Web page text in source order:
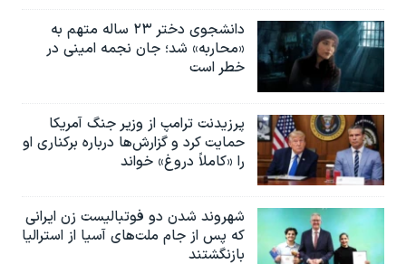
دانشجوی دختر ۲۳ ساله متهم به
«محاربه» شد؛ جان نجمه امینی در
خطر است
پرزیدنت ترامپ از وزیر جنگ آمریکا
حمایت کرد و گزارش‌ها درباره برکناری او
را «کاملاً دروغ» خواند
شهروند شدن دو فوتبالیست زن ایرانی
که پس از جام ملت‌های آسیا از استرالیا
بازنگشتند